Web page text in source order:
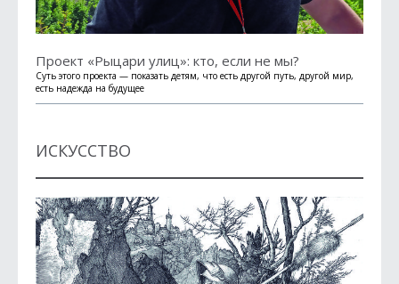
Проект «Рыцари улиц»: кто, если не мы?
Суть этого проекта — показать детям, что есть другой путь, другой мир,
есть надежда на будущее
ИСКУССТВО